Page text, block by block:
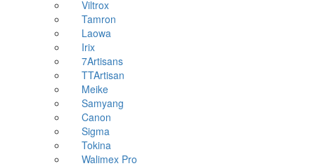
Viltrox
Tamron
Laowa
Irix
7Artisans
TTArtisan
Meike
Samyang
Canon
Sigma
Tokina
Walimex Pro